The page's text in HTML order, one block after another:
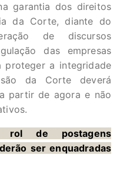
garantia dos direitos
da Corte, diante do
de discursos
das empresas
proteger a integridade
da Corte deverá
partir de agora e não
rol de postagens
ser enquadradas